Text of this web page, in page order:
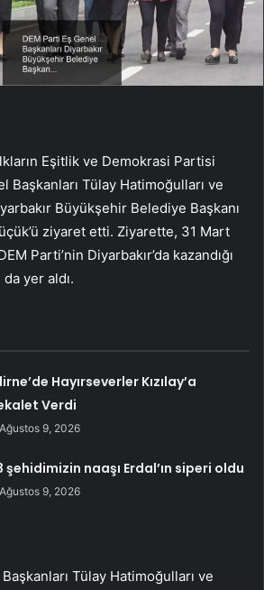
Eşitlik ve Demokrasi Partisi
Başkanları Tülay Hatimoğulları ve
Büyükşehir Belediye Başkanı
ziyaret etti. Ziyarette, 31 Mart
Parti’nin Diyarbakır’da kazandığı
yer aldı.
Hayırseverler Kızılay’a
Verdi
Ağustos 9, 2026
şehidimizin naaşı Erdal’ın siperi oldu
Ağustos 9, 2026
Tülay Hatimoğulları ve